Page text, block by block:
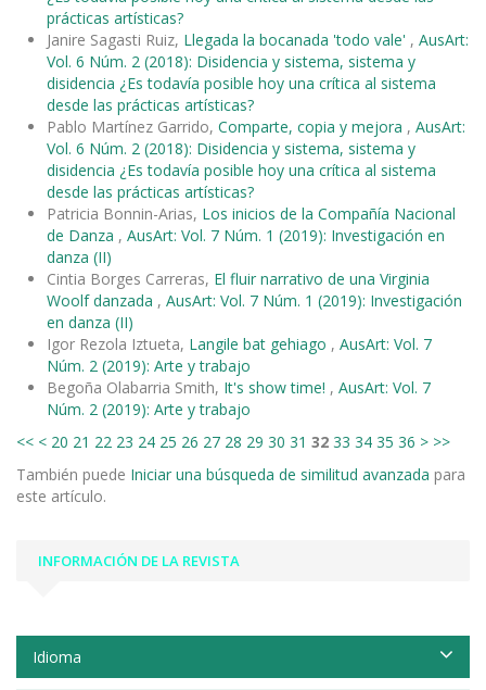
prácticas artísticas?
Janire Sagasti Ruiz, Llegada la bocanada 'todo vale' , AusArt:
Vol. 6 Núm. 2 (2018): Disidencia y sistema, sistema y
disidencia ¿Es todavía posible hoy una crítica al sistema
desde las prácticas artísticas?
Pablo Martínez Garrido, Comparte, copia y mejora , AusArt:
Vol. 6 Núm. 2 (2018): Disidencia y sistema, sistema y
disidencia ¿Es todavía posible hoy una crítica al sistema
desde las prácticas artísticas?
Patricia Bonnin-Arias, Los inicios de la Compañía Nacional
de Danza , AusArt: Vol. 7 Núm. 1 (2019): Investigación en
danza (II)
Cintia Borges Carreras, El fluir narrativo de una Virginia
Woolf danzada , AusArt: Vol. 7 Núm. 1 (2019): Investigación
en danza (II)
Igor Rezola Iztueta, Langile bat gehiago , AusArt: Vol. 7
Núm. 2 (2019): Arte y trabajo
Begoña Olabarria Smith, It's show time! , AusArt: Vol. 7
Núm. 2 (2019): Arte y trabajo
<< < 20 21 22 23 24 25 26 27 28 29 30 31 32 33 34 35 36 > >>
También puede Iniciar una búsqueda de similitud avanzada para
este artículo.
INFORMACIÓN DE LA REVISTA
Idioma